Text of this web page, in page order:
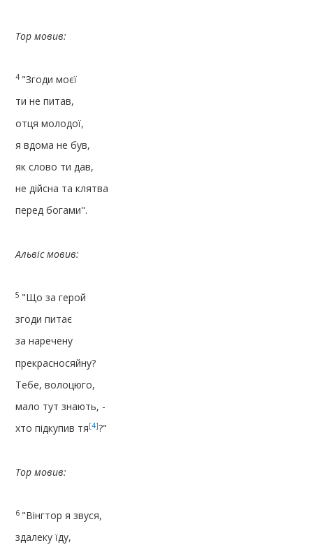
Тор мовив:
4 "Згоди моєï
ти не питав,
отця молодоï,
я вдома не був,
як слово ти дав,
не дійсна та клятва
перед богами".
Альвіс мовив:
5 "Що за герой
згоди питає
за наречену
прекрасносяйну?
Тебе, волоцюго,
мало тут знають, -
хто підкупив тя[4]?"
Тор мовив:
6 "Вінгтор я звуся,
здалеку ïду,